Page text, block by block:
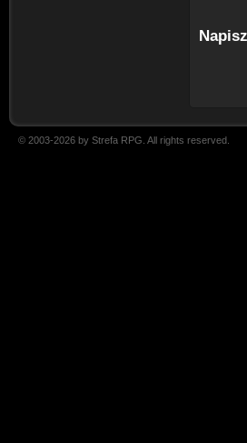
© 2003-2026 by Strefa RPG. All rights reserved.